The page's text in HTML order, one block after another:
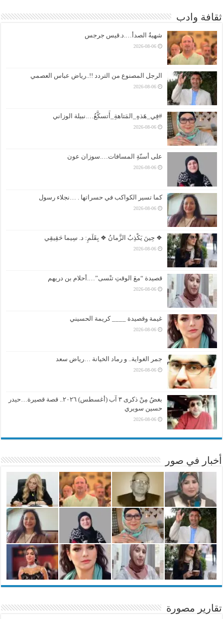
ثقافة وادب
شهيةُ الصدأ….د.قيس جرجس
2026-08-06
الرجل المصنوع من التردد !!..رياض عباس العصمي
2026-08-06
#فِي_هَذهِ_المَتاهةِ_أَتسكَّعُ….نبيلة الوزاني
2026-08-06
على أسنّةِ المسافات….سوزان عون
2026-08-06
كما تسير الكواكب في حسراتها . …نجلاء رسول
2026-08-06
❖ حِينَ يَكْذِبُ الزَّمانُ ❖ بِقَلَمِ: د. سِيما حَقِيقِي
2026-08-06
قصيدة “معَ الوقتِ تنْسى”….أحلام بن دريهم
2026-08-06
غيمة وقصيدة ____ كريمة الحسيني
2026-08-06
جمر الغواية.. و رماد الخيانة …رياض سعد
2026-08-06
بغضُ مِنْ ذكرى ٣ آب (أغسطس) ٢٠٢٦.. قصة قصيرة…حيدر
حسين سويري
2026-08-06
أخبار في صور
تقارير مصورة